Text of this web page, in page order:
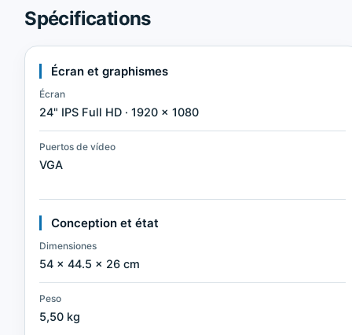
Spécifications
Écran et graphismes
Écran
24" IPS Full HD · 1920 × 1080
Puertos de vídeo
VGA
Conception et état
Dimensiones
54 × 44.5 × 26 cm
Peso
5,50 kg